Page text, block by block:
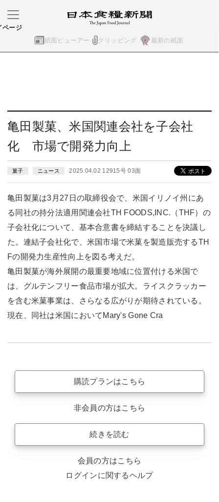
紙面ビューアー クリッピング 最新の紙面
ページ
亀田製菓、米国関連会社を子会社
化 市場で開発力向上
菓子 ニュース 2025.04.02 12915号 03面
亀田製菓は3月27日の取締役会で、米国イリノイ州にあ
る同社の持分法適用関連会社TH FOODS,INC.（THF）の
子会社化について、基本合意書を締結することを決議し
た。連結子会社化で、米国市場で米菓を製造販売するTH
Fの開発力生産性向上を図る考えだ。
亀田製菓が海外展開の最重要地域に位置付ける米国で
は、グルテンフリー食品市場が拡大。ライスクラッカー
を含む米菓事業は、さらなる広がりが期待されている。
現在、同社は米国においてMary's Gone Cra
購読プランはこちら
非会員の方はこちら
続きを読む
会員の方はこちら
ログインに関するヘルプ